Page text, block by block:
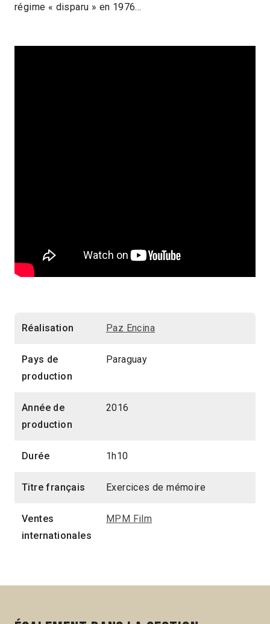
régime « disparu » en 1976…
Réalisation Paz Encina
Pays de
production
Paraguay
Année de
production
2016
Durée 1h10
Titre français Exercices de mémoire
Ventes
internationales
MPM Film